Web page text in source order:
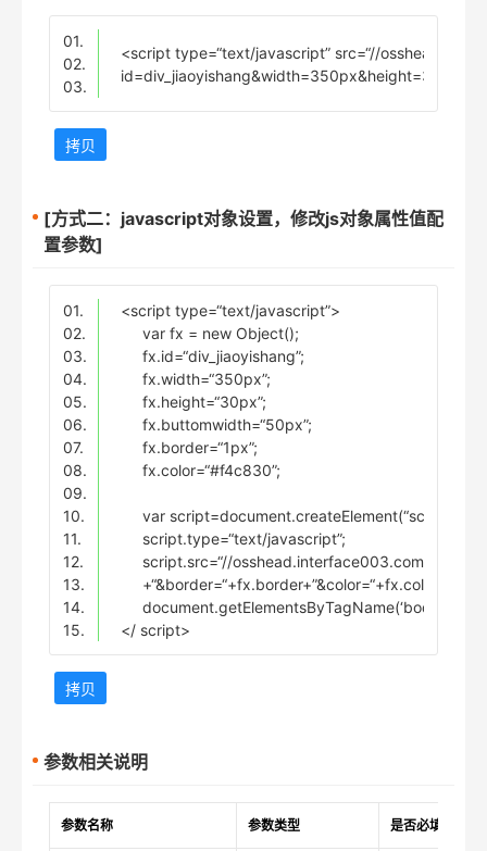
01.
02.
03.
<script type=“text/javascript” src=“//
拷贝
[方式二：javascript对象设置，修改js对象属性值配
置参数]
01.
02.
03.
04.
05.
06.
07.
08.
09.
10.
11.
12.
13.
14.
15.
<script type=“text/javascript”>
var fx = new Object();
fx.id=“div_jiaoyishang”;
fx.width=“350px”;
fx.height=“30px”;
fx.buttomwidth=“50px”;
fx.border=“1px”;
fx.color=“#f4c830”;
var script=document.createElement(“script”);
script.type=“text/javascript”;
script.src=“//osshead.interface003.com/
</ script>
拷贝
参数相关说明
参数名称 参数类型 是否必填